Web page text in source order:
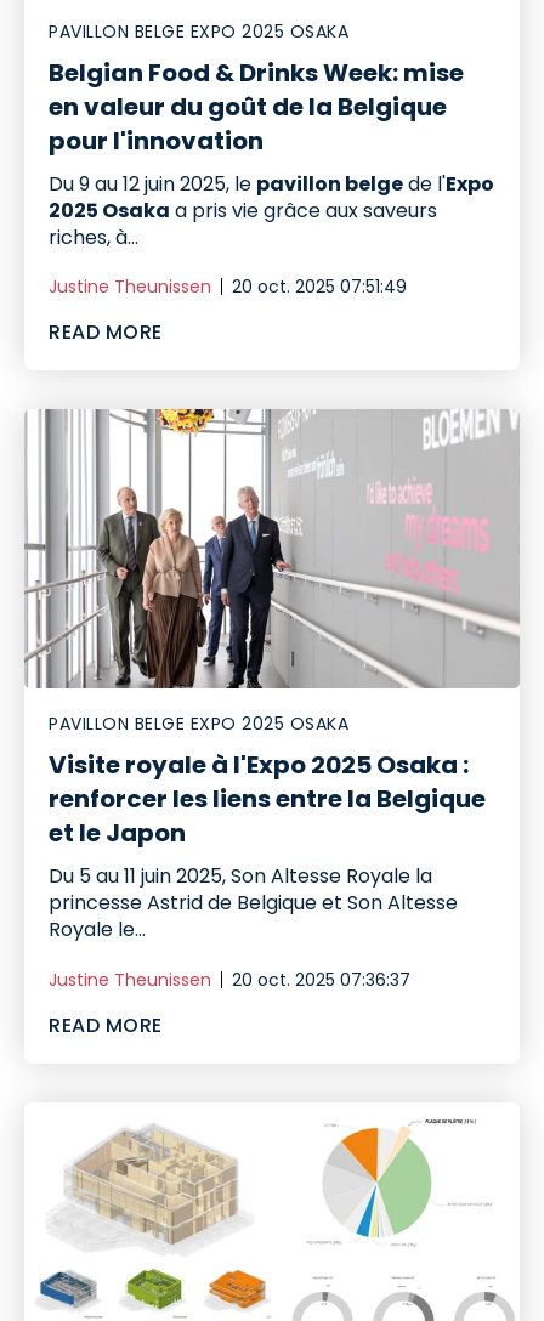
PAVILLON BELGE EXPO 2025 OSAKA
Belgian Food & Drinks Week: mise
en valeur du goût de la Belgique
pour l'innovation
Du 9 au 12 juin 2025, le pavillon belgede l'Expo
2025 Osaka a pris vie grâce aux saveurs
riches, à...
Justine Theunissen 20 oct. 2025 07:51:49
READ MORE
PAVILLON BELGE EXPO 2025 OSAKA
Visite royale à l'Expo 2025 Osaka :
renforcer les liens entre la Belgique
et le Japon
Du 5 au 11 juin 2025, Son Altesse Royale la
princesse Astrid de Belgique et Son Altesse
Royale le...
Justine Theunissen 20 oct. 2025 07:36:37
READ MORE